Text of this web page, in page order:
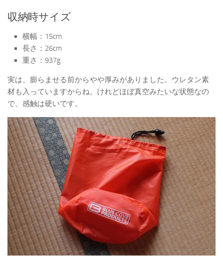
収納時サイズ
横幅：15cm
長さ：26cm
重さ：937g
実は、膨らませる前からやや厚みがありました。ウレタン素
材も入っていますからね。けれどほぼ真空みたいな状態なの
で、感触は硬いです。